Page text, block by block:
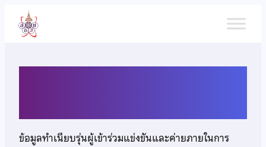
เนื้อหา
ข้อมูลทำเนียบรุ่นผู้เข้าร่วมแข่งขันและค่ายภายในการ